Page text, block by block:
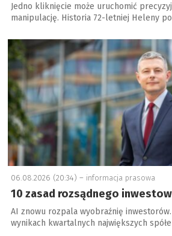
Jedno kliknięcie może uruchomić
manipulację. Historia 72-letniej Heleny
a
06.08.2026 (20:34) – informacja prasowa
10 zasad rozsądnego
AI znowu rozpala wyobraźnię
wynikach kwartalnych największych